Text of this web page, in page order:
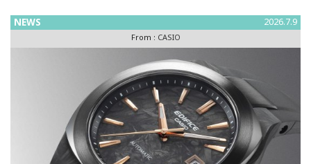
PLUS”から、Y2Kテイストのレトロポップなスケルトンモデル
『BGD-10KG』Seriesの登場カシオ計算機は、女性向け耐衝
撃ウオッチ&ldq
NEWS 2026.7.9
From : CASIO